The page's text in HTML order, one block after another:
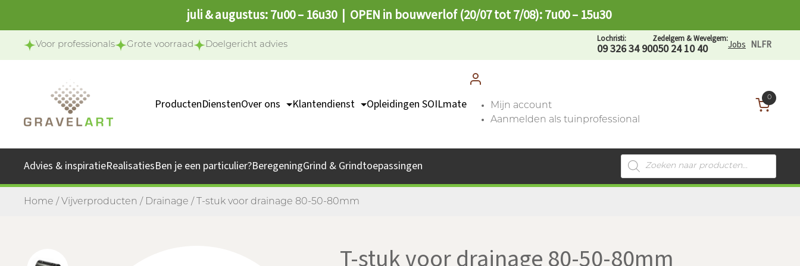
juli & augustus: 7u00 – 16u30 | OPEN in bouwverlof (20/07 tot 7/08): 7u00 – 15u30
Voor professionals Grote voorraad Doelgericht advies
Lochristi:
09 326 34 90
Zedelgem & Wevelgem:
050 24 10 40 Jobs NLFR
ProductenDienstenOver ons
Onze missie
Jobs
Klantendienst
Catalogus
Afhaalpunten
FAQ
Opleidingen SOILmate
Mijn account
Aanmelden als tuinprofessional
0
Advies & inspiratieRealisatiesBen je een particulier?BeregeningGrind & Grindtoepassingen
Producten
zoeken
Home / Vijverproducten / Drainage / T-stuk voor drainage 80-50-80mm
T-stuk voor drainage 80-50-80mm